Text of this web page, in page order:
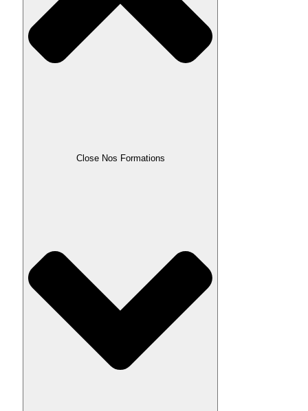
Close Nos Formations